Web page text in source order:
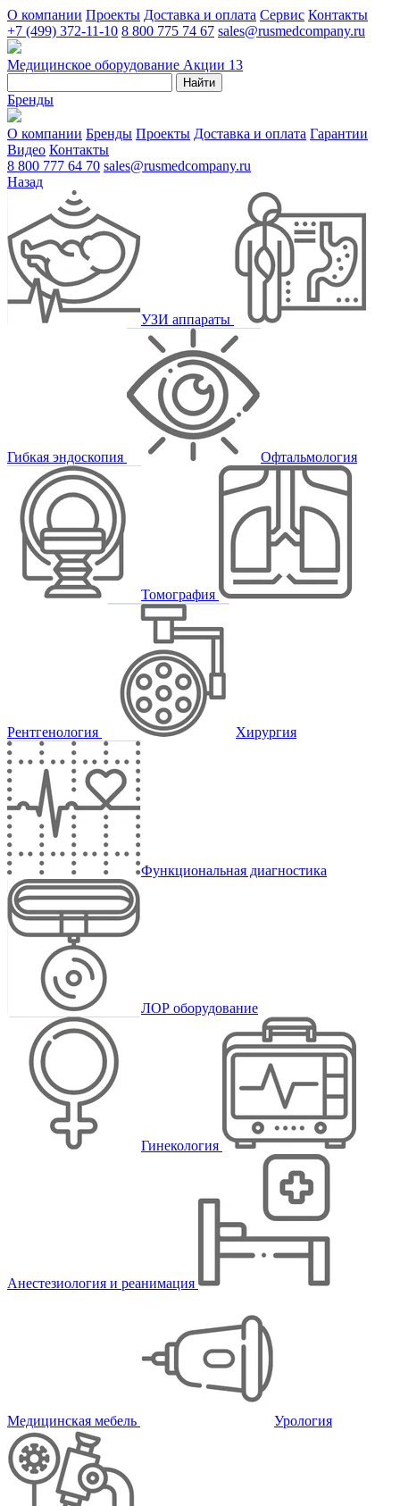
О компании Проекты Доставка и оплата Сервис Контакты
+7 (499) 372-11-10 8 800 775 74 67 sales@rusmedcompany.ru
Медицинское оборудование Акции 13
Найти
Бренды
О компании Бренды Проекты Доставка и оплата Гарантии
Видео Контакты
8 800 777 64 70 sales@rusmedcompany.ru
Назад
УЗИ аппараты
Гибкая эндоскопия Офтальмология
Томография
Рентгенология Хирургия
Функциональная диагностика
ЛОР оборудование
Гинекология
Анестезиология и реанимация
Медицинская мебель Урология